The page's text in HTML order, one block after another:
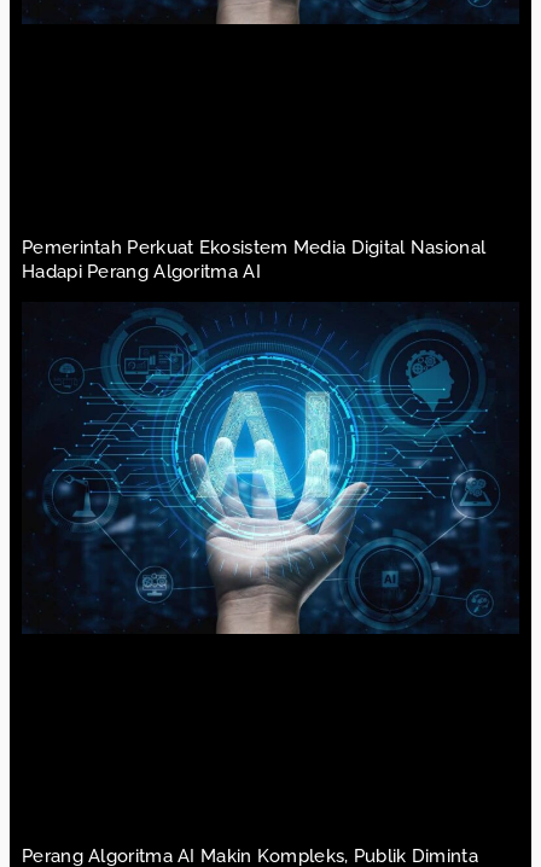
Pemerintah Perkuat Ekosistem Media Digital Nasional
Hadapi Perang Algoritma AI
Perang Algoritma AI Makin Kompleks, Publik Diminta